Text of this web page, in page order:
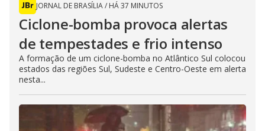
JORNAL DE BRASÍLIA/ HÁ 37 MINUTOS
Ciclone-bomba provoca alertas
de tempestades e frio intenso
A formação de um ciclone-bomba no Atlântico Sul colocou
estados das regiões Sul, Sudeste e Centro-Oeste em alerta
nesta...